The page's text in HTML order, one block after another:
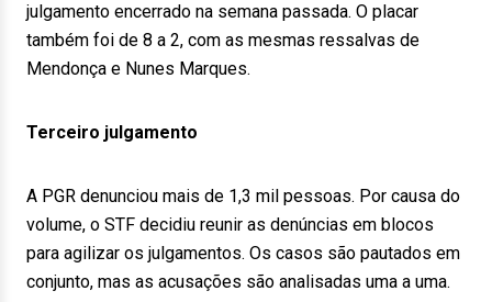
julgamento encerrado na semana passada. O placar
também foi de 8 a 2, com as mesmas ressalvas de
Mendonça e Nunes Marques.
Terceiro julgamento
A PGR denunciou mais de 1,3 mil pessoas. Por causa do
volume, o STF decidiu reunir as denúncias em blocos
para agilizar os julgamentos. Os casos são pautados em
conjunto, mas as acusações são analisadas uma a uma.